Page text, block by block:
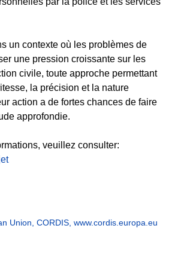
un contexte où les problèmes de
une pression croissante sur les
civile, toute approche permettant
la précision et la nature
action a de fortes chances de faire
approfondie.
veuillez consulter:
Union, CORDIS, www.cordis.europa.eu